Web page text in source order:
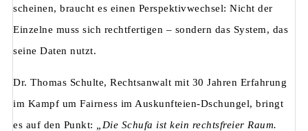
scheinen, braucht es einen Perspektivwechsel: Nicht der
Einzelne muss sich rechtfertigen – sondern das System, das
seine Daten nutzt.
Dr. Thomas Schulte, Rechtsanwalt mit 30 Jahren Erfahrung
im Kampf um Fairness im Auskunfteien-Dschungel, bringt
es auf den Punkt:
„Die Schufa ist kein rechtsfreier Raum.